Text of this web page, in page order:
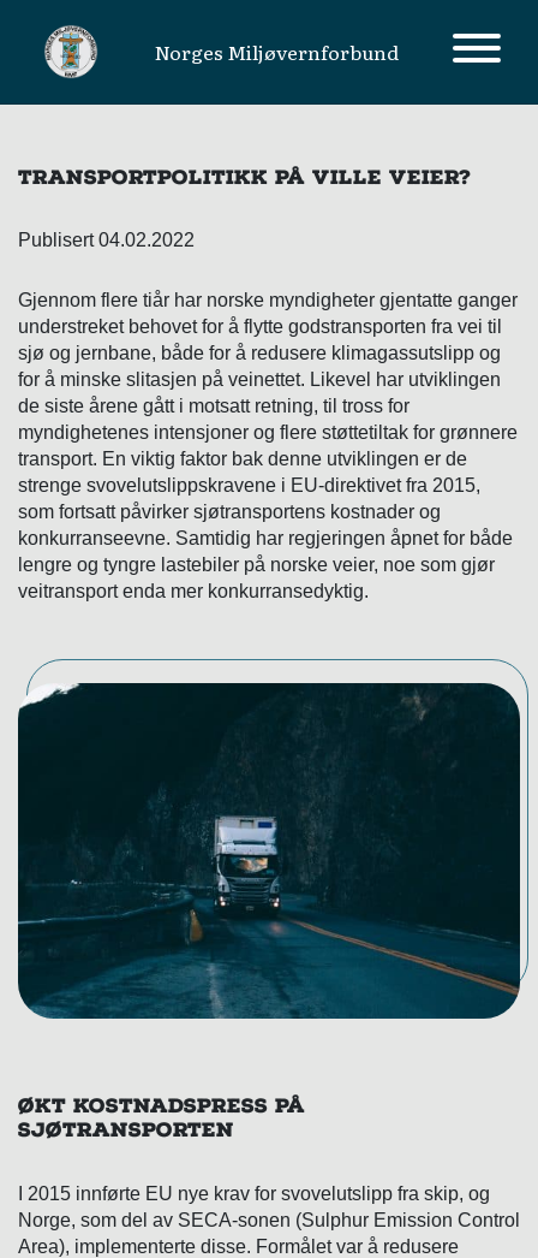
MAIN NAVIGATIONNorges Miljøvernforbund
TRANSPORTPOLITIKK PÅ VILLE VEIER?
Publisert 04.02.2022
Gjennom flere tiår har norske myndigheter gjentatte ganger
understreket behovet for å flytte godstransporten fra vei til
sjø og jernbane, både for å redusere klimagassutslipp og
for å minske slitasjen på veinettet. Likevel har utviklingen
de siste årene gått i motsatt retning, til tross for
myndighetenes intensjoner og flere støttetiltak for grønnere
transport. En viktig faktor bak denne utviklingen er de
strenge svovelutslippskravene i EU-direktivet fra 2015,
som fortsatt påvirker sjøtransportens kostnader og
konkurranseevne. Samtidig har regjeringen åpnet for både
lengre og tyngre lastebiler på norske veier, noe som gjør
veitransport enda mer konkurransedyktig.
ØKT KOSTNADSPRESS PÅ
SJØTRANSPORTEN
I 2015 innførte EU nye krav for svovelutslipp fra skip, og
Norge, som del av SECA-sonen (Sulphur Emission Control
Area), implementerte disse. Formålet var å redusere